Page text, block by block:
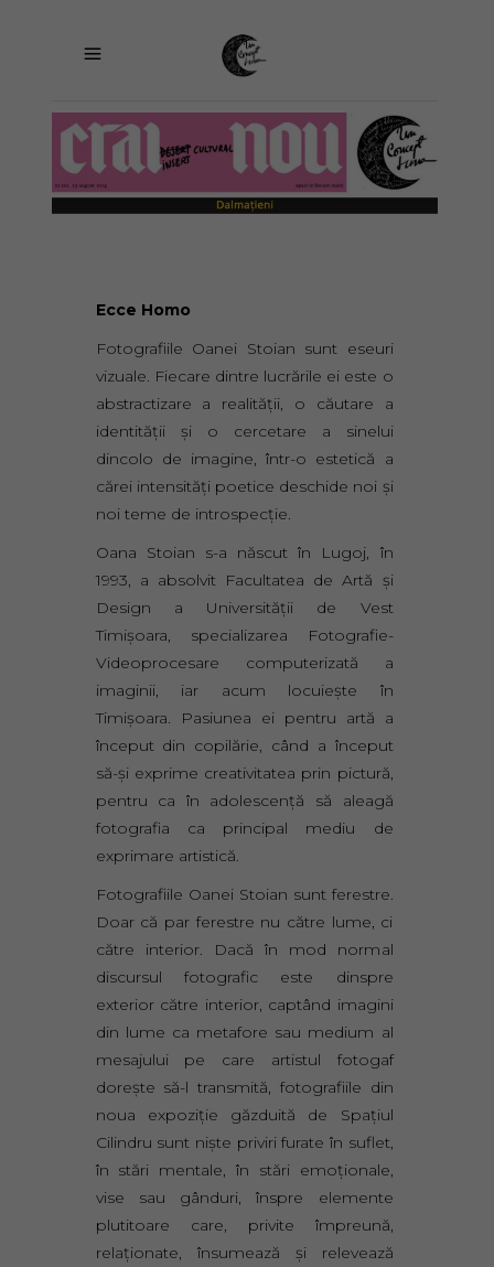
Ecce Homo
Fotografiile Oanei Stoian sunt eseuri
vizuale. Fiecare dintre lucrările ei este o
abstractizare a realităţii, o căutare a
identităţii şi o cercetare a sinelui
dincolo de imagine, într-o estetică a
cărei intensităţi poetice deschide noi şi
noi teme de introspecţie.
Oana Stoian s-a născut în Lugoj, în
1993, a absolvit Facultatea de Artă și
Design a Universității de Vest
Timișoara, specializarea Fotografie-
Videoprocesare computerizată a
imaginii, iar acum locuieşte în
Timişoara. Pasiunea ei pentru artă a
început din copilărie, când a început
să-şi exprime creativitatea prin pictură,
pentru ca în adolescenţă să aleagă
fotografia ca principal mediu de
exprimare artistică.
Fotografiile Oanei Stoian sunt ferestre.
Doar că par ferestre nu către lume, ci
către interior. Dacă în mod normal
discursul fotografic este dinspre
exterior către interior, captând imagini
din lume ca metafore sau medium al
mesajului pe care artistul fotogaf
dorește să-l transmită, fotografiile din
noua expoziție găzduită de Spațiul
Cilindru sunt niște priviri furate în suflet,
în stări mentale, în stări emoționale,
vise sau gânduri, înspre elemente
plutitoare care, privite împreună,
relaționate, însumează și relevează